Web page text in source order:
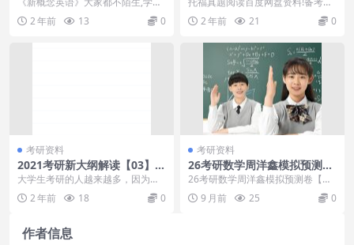
语最好的教材就这本教材。但只是
靠教材学习然后想通...
2 年前 13 0
福阅读考试,大家需要大量的真题资
料来进行练习。小...
2 年前 21 0
考研资料
2021考研新大纲解读【03】考
研数学大纲文件汇总万能复习
模板
大学生考研的人越来越多，因为社
会更加需要高学历人才！2021考研
新大纲解读数学大...
2 年前 18 0
考研资料
26考研数学周洋鑫模拟预测卷
【独家】
26考研数学周洋鑫模拟预测卷【独
家】，26考研数学周洋鑫模拟预测
卷【独家】目录：...
9 月前 25 0
作者信息